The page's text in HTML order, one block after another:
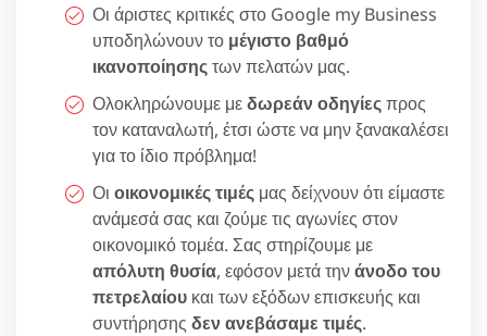
Οι άριστες κριτικές στο Google my Business
υποδηλώνουν το μέγιστο βαθμό
ικανοποίησηςτων πελατών μας.
Ολοκληρώνουμε μεδωρεάν οδηγίεςπρος
τον καταναλωτή, έτσι ώστε να μην ξανακαλέσει
για το ίδιο πρόβλημα!
Οι οικονομικές τιμές μας δείχνουν ότι είμαστε
ανάμεσά σας και ζούμε τις αγωνίες στον
οικονομικό τομέα. Σας στηρίζουμε με
απόλυτη θυσία, εφόσον μετά τηνάνοδο του
πετρελαίου και των εξόδων επισκευής και
συντήρησης δεν ανεβάσαμε τιμές.